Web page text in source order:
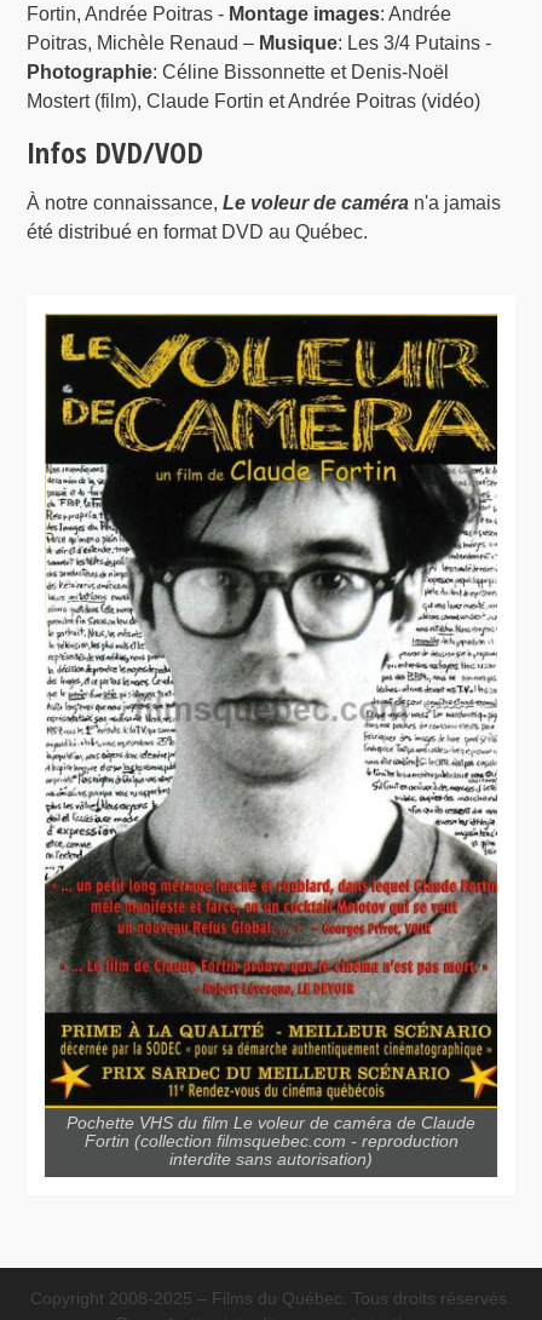
Fortin, Andrée Poitras - Montage images: Andrée
Poitras, Michèle Renaud – Musique: Les 3/4 Putains -
Photographie: Céline Bissonnette et Denis-Noël
Mostert (film), Claude Fortin et Andrée Poitras (vidéo)
Infos DVD/VOD
À notre connaissance,Le voleur de caméra n'a jamais
été distribué en format DVD au Québec.
Pochette VHS du film Le voleur de caméra de Claude
Fortin (collection filmsquebec.com - reproduction
interdite sans autorisation)
Copyright 2008-2025 – Films du Québec. Tous droits réservés.